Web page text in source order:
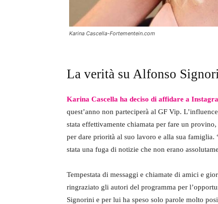
Karina Cascella-Fortementein.com
La verità su Alfonso
Karina Cascella ha deciso di affidare a
quest’anno non parteciperà al GF Vip.
stata effettivamente chiamata per fare un
per dare priorità al suo lavoro e alla sua famiglia.
stata una fuga di notizie che non erano
Tempestata di messaggi e chiamate di amici e
ringraziato gli autori del programma per
Signorini e per lui ha speso solo parole molto